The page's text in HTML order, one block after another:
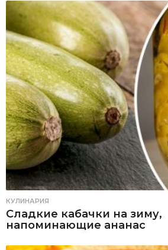
КУЛИНАРИЯ
Сладкие кабачки на зиму,
напоминающие ананас